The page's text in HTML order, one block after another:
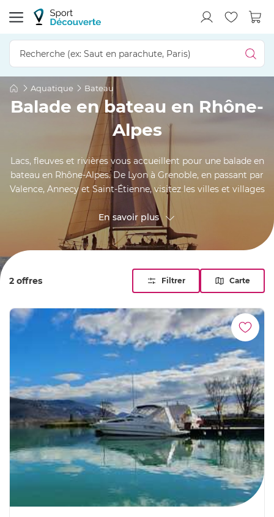
Aquatique Bateau
Balade en bateau en Rhône-
Alpes
Lacs, fleuves et rivières vous accueillent pour une balade en
bateau en Rhône-Alpes. De Lyon à Grenoble, en passant par
Valence, Annecy et Saint-Étienne, visitez les villes et villages
de la région depuis le ponton d'un bateau à moteur, d'une
péniche ou d'un voilier. Cette promenade en bateau,
accompagné par un skipper, vous permet d'appréhender
les merveilles naturelles rhônalpines sous un angle inédit.
Durant ce tour en bateau, laissez-vous porter par le clapotis
de l'eau et profitez à fond de cette navigation pour vous
relaxer loin du tumulte quotidien !
En savoir plus
2 offres Filtrer Carte